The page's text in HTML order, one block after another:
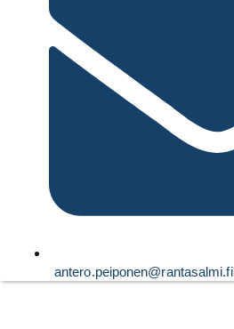
antero.peiponen@rantasalmi.fi